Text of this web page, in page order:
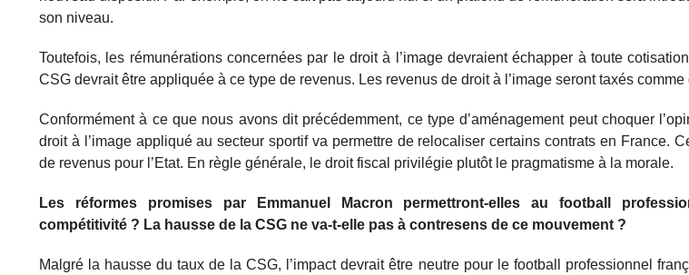
son niveau.
Toutefois, les rémunérations concernées par le droit à l’image devraient échapper à toute
CSG devrait être appliquée à ce type de revenus. Les revenus de droit à l’image seront taxés
Conformément à ce que nous avons dit précédemment, ce type d’aménagement peut choquer
droit à l’image appliqué au secteur sportif va permettre de relocaliser certains contrats en France.
de revenus pour l’Etat. En règle générale, le droit fiscal privilégie plutôt le pragmatisme à la morale.
Les réformes promises par Emmanuel Macron permettront-elles au football
compétitivité ? La hausse de la CSG ne va-t-elle pas à contresens de ce mouvement ?
Malgré la hausse du taux de la CSG, l’impact devrait être neutre pour le football professionnel